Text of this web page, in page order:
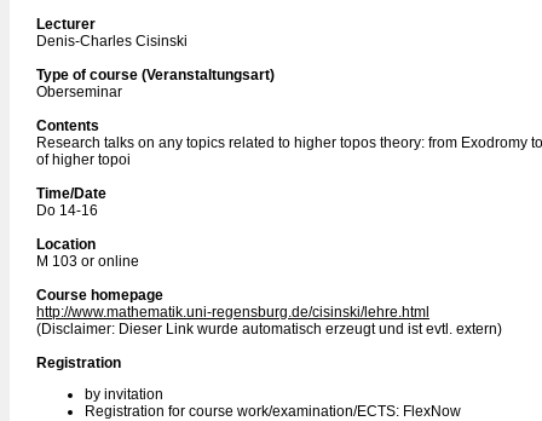
Lecturer
Denis-Charles Cisinski
Type of course (Veranstaltungsart)
Oberseminar
Contents
Research talks on any topics related to higher topos theory: from Exodromy
of higher topoi
Time/Date
Do 14-16
Location
M 103 or online
Course homepage
http://www.mathematik.uni-regensburg.de/cisinski/lehre.html
(Disclaimer: Dieser Link wurde automatisch erzeugt und ist evtl. extern)
Registration
by invitation
Registration for course work/examination/ECTS: FlexNow